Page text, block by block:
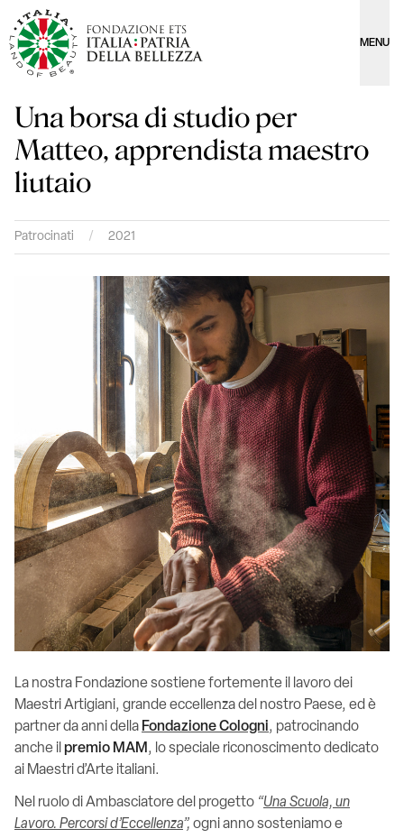
MENU
Una borsa di studio per
Matteo, apprendista maestro
liutaio
Patrocinati / 2021
La nostra Fondazione sostiene fortemente il lavoro dei
Maestri Artigiani, grande eccellenza del nostro Paese, ed è
partner da anni della Fondazione Cologni, patrocinando
anche il premio MAM , lo speciale riconoscimento dedicato
ai Maestri d’Arte italiani.
Nel ruolo di Ambasciatore del progetto “Una Scuola, un
Lavoro. Percorsi d’Eccellenza”, ogni anno sosteniamo e